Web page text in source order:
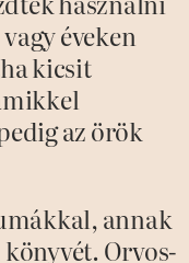
éveken
kicsit
az örök
annak
Orvos-